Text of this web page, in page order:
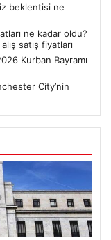
beklentisi ne
ne kadar oldu?
satış fiyatları
Kurban Bayramı
City’nin